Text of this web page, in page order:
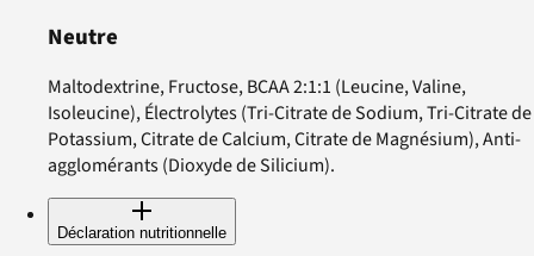
Neutre
Maltodextrine, Fructose, BCAA 2:1:1 (Leucine, Valine,
Isoleucine), Électrolytes (Tri-Citrate de Sodium, Tri-Citrate de
Potassium, Citrate de Calcium, Citrate de Magnésium), Anti-
agglomérants (Dioxyde de Silicium).
Déclaration nutritionnelle